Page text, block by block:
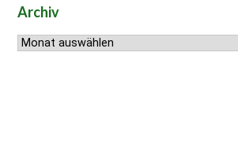
Archiv
Archiv